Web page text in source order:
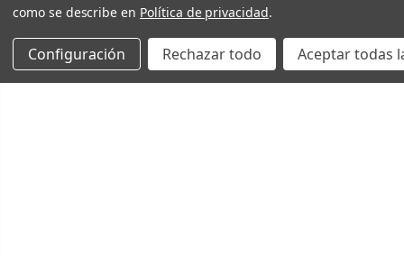
como se describe en Política de privacidad.
Configuración Rechazar todo Aceptar todas